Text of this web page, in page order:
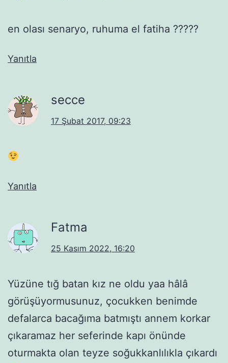
en olası senaryo, ruhuma el fatiha ?????
Yanıtla
secce
17 Şubat 2017, 09:23
Yanıtla
Fatma
25 Kasım 2022, 16:20
Yüzüne tığ batan kız ne oldu yaa hâlâ
görüşüyormusunuz, çocukken benimde
defalarca bacağıma batmıştı annem korkar
çıkaramaz her seferinde kapı önünde
oturmakta olan teyze soğukkanlılıkla çıkardı